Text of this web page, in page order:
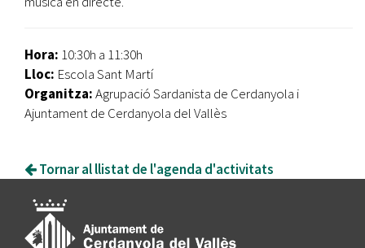
Hora: 10:30h a 11:30h
Lloc: Escola Sant Martí
Organitza:Agrupació Sardanista de Cerdanyola i
Ajuntament de Cerdanyola del Vallès
Tornar al llistat de l'agenda d'activitats